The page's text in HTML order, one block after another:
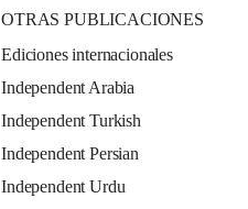
OTRAS PUBLICACIONES
Ediciones internacionales
Independent Arabia
Independent Turkish
Independent Persian
Independent Urdu